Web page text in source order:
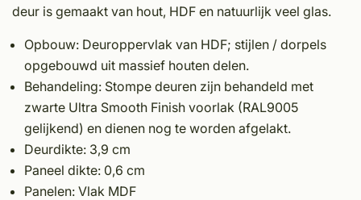
deur is gemaakt van hout, HDF en natuurlijk veel glas.
Opbouw: Deuroppervlak van HDF; stijlen / dorpels
opge­bouwd uit massief houten delen.
Behandeling: Stompe deuren zijn behandeld met
zwarte Ultra Smooth Finish voorlak (RAL9005
gelijkend) en dienen nog te worden afgelakt.
Deurdikte: 3,9 cm
Paneel dikte: 0,6 cm
Panelen: Vlak MDF